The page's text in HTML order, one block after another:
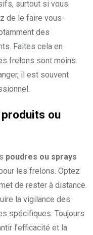
surtout si vous
de le faire vous-
des
Faites cela en
frelons sont moins
il est souvent
ou
poudres ou sprays
les frelons. Optez
de rester à distance.
la vigilance des
spécifiques. Toujours
l’efficacité et la